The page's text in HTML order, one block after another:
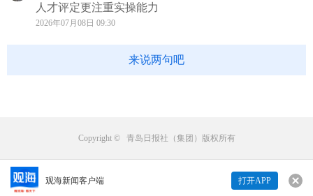
观海新闻客户端 打开APP
人才评定更注重实操能力
2026年07月08日 09:30
来说两句吧
来说两句吧...
Copyright © 青岛日报社（集团）版权所有